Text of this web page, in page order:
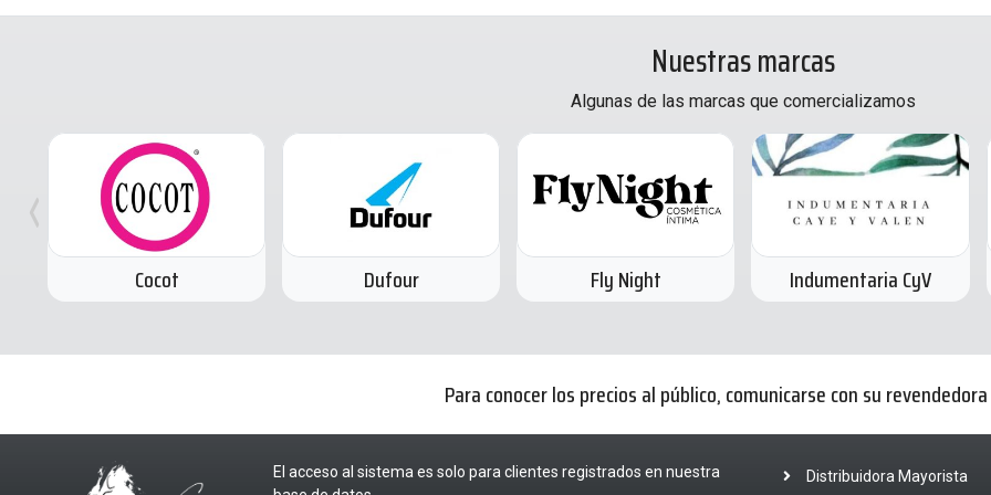
Nuestras marcas
Algunas de las marcas que comercializamos
Fly Night Indumentaria CyV
Para conocer los precios al público, comunicarse con su
El acceso al sistema es solo para clientes registrados en nuestra
Distribuidora Mayorista